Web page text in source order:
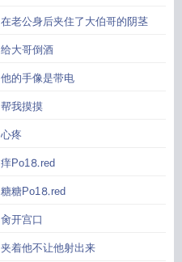
在老公身后夹住了大伯哥的阴茎
给大哥倒酒
他的手像是带电
帮我摸摸
心疼
痒Рo1⒏red
糖糖Рo1⒏red
肏开宫口
夹着他不让他射出来